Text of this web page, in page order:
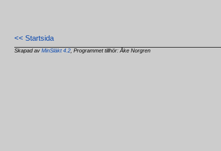
<< Startsida
Skapad avMinSläkt 4.2 , Programmet tillhör: Åke Norgren